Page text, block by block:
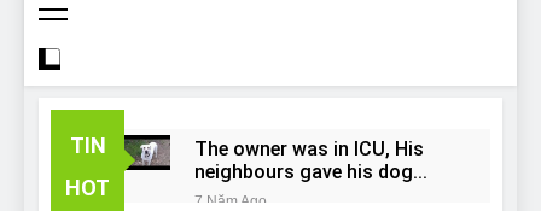
TIN
HOT
The owner was in ICU, His
neighbours gave his dog
away!
7 Năm Ago